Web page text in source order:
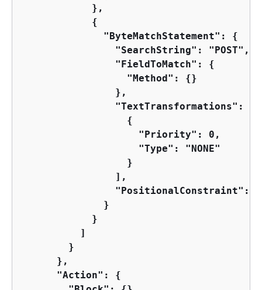
            },
{
              "ByteMatchStatement":
{
                "SearchString": "POST",
                "FieldToMatch":
{
                  "Method":
{}
                },
                "TextTransformations": [
{
                    "Priority": 0,
                    "Type": "NONE"
                  }
                ],
"PositionalConstraint":
              }
            }
          ]
        }
      },
      "Action":
{